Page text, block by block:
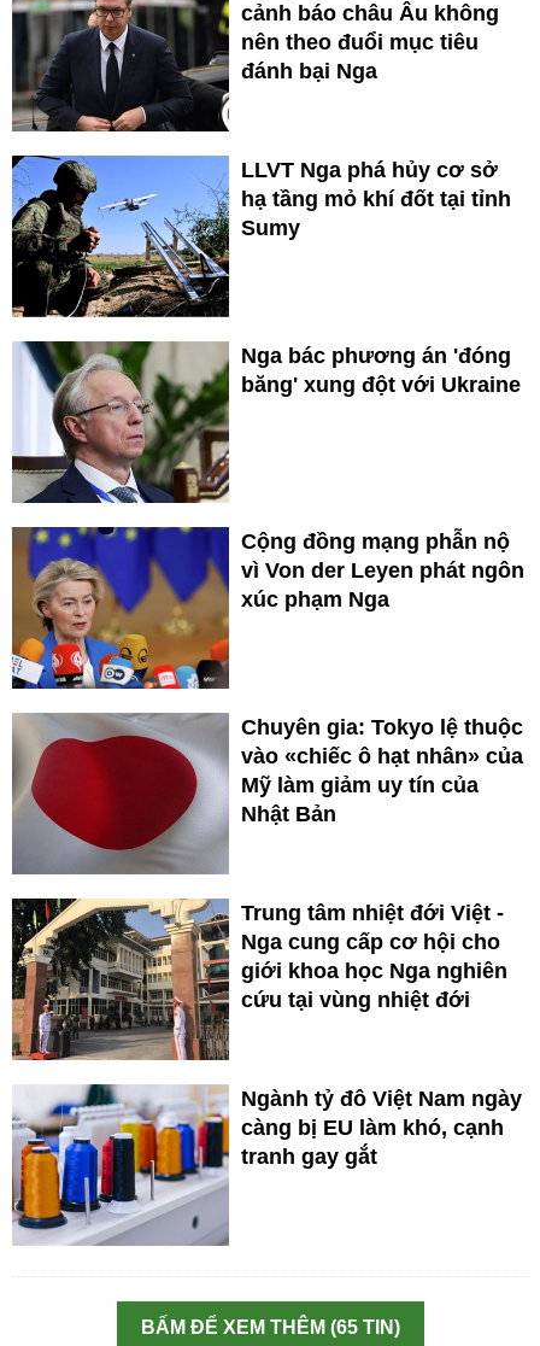
cảnh báo châu Âu không
nên theo đuổi mục tiêu
đánh bại Nga
LLVT Nga phá hủy cơ sở
hạ tầng mỏ khí đốt tại tỉnh
Sumy
Nga bác phương án 'đóng
băng' xung đột với Ukraine
Cộng đồng mạng phẫn nộ
vì Von der Leyen phát ngôn
xúc phạm Nga
Chuyên gia: Tokyo lệ thuộc
vào «chiếc ô hạt nhân» của
Mỹ làm giảm uy tín của
Nhật Bản
Trung tâm nhiệt đới Việt -
Nga cung cấp cơ hội cho
giới khoa học Nga nghiên
cứu tại vùng nhiệt đới
Ngành tỷ đô Việt Nam ngày
càng bị EU làm khó, cạnh
tranh gay gắt
BẤM ĐỂ XEM THÊM (65 TIN)